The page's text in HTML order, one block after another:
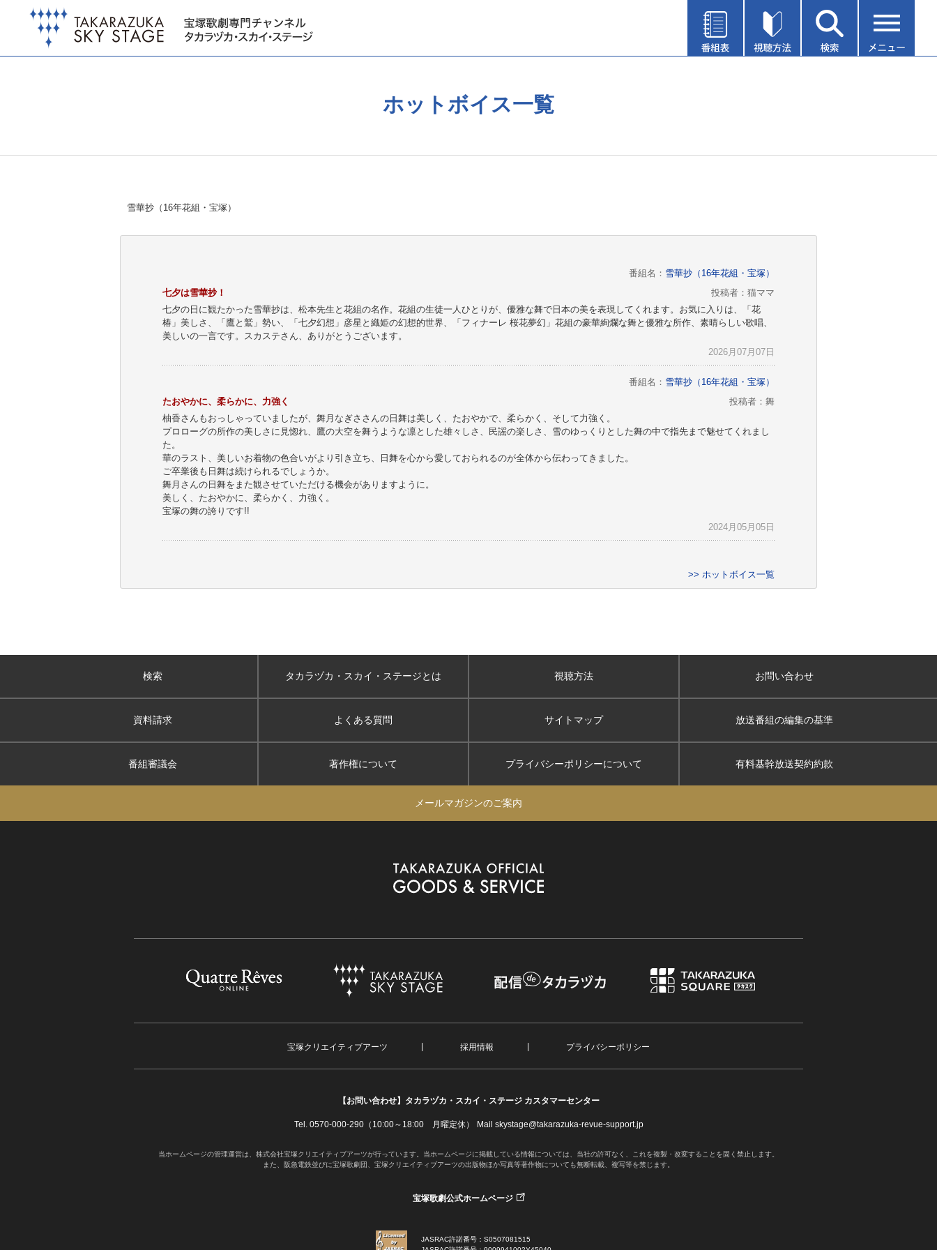
ホットボイス一覧
雪華抄（16年花組・宝塚）
番組名： 雪華抄（16年花組・宝塚）
七夕は雪華抄！
投稿者：猫ママ
七夕の日に観たかった雪華抄は、松本先生と花組の名作。花組の生徒一人ひとりが、優雅な舞で日本の美を表現してくれます。お気に入りは、「花
椿」美しさ、「鷹と鷲」勢い、「七夕幻想」彦星と織姫の幻想的世界、「フィナーレ 桜花夢幻」花組の豪華絢爛な舞と優雅な所作、素晴らしい歌唱、
美しいの一言です。スカステさん、ありがとうございます。
2026月07月07日
番組名： 雪華抄（16年花組・宝塚）
たおやかに、柔らかに、力強く
投稿者：舞
柚香さんもおっしゃっていましたが、舞月なぎささんの日舞は美しく、たおやかで、柔らかく、そして力強く。
プロローグの所作の美しさに見惚れ、鷹の大空を舞うような凛とした雄々しさ、民謡の楽しさ、雪のゆっくりとした舞の中で指先まで魅せてくれまし
た。
華のラスト、美しいお着物の色合いがより引き立ち、日舞を心から愛しておられるのが全体から伝わってきました。
ご卒業後も日舞は続けられるでしょうか。
舞月さんの日舞をまた観させていただける機会がありますように。
美しく、たおやかに、柔らかく、力強く。
宝塚の舞の誇りです!!
2024月05月05日
>> ホットボイス一覧
検索 タカラヅカ・スカイ ・ステージとは 視聴方法 お問い合わせ
資料請求 よくある質問 サイトマップ 放送番組の編集の基準
番組審議会 著作権について プライバシーポリシーについて 有料基幹放送契約約款
メールマガジンのご案内
宝塚クリエイティブアーツ 採用情報 プライバシーポリシー
【お問い合わせ】 タカラヅカ・スカイ・ステージ カスタマーセンター
Tel. 0570-000-290（10:00～18:00 月曜定休） Mail skystage@takarazuka-revue-support.jp
当ホームページの管理運営は、株式会社宝塚クリエイティブアーツが行っています。当ホームページに掲載している情報については、当社の許可なく、これを複製・改変することを固く禁止します。
また、阪急電鉄並びに宝塚歌劇団、宝塚クリエイティブアーツの出版物ほか写真等著作物についても無断転載、複写等を禁じます。
宝塚歌劇公式ホームページ
JASRAC許諾番号：S0507081515